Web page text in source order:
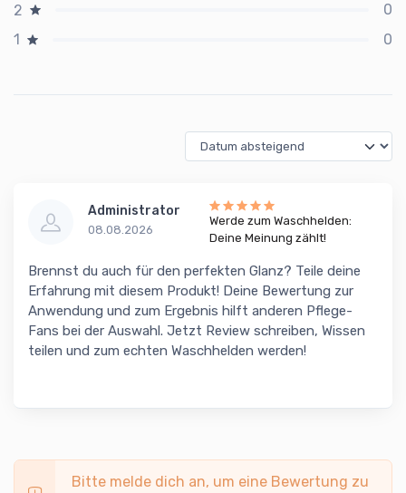
2
0
1
0
Administrator
08.08.2026
Werde zum Waschhelden:
Deine Meinung zählt!
Brennst du auch für den perfekten Glanz? Teile deine
Erfahrung mit diesem Produkt! Deine Bewertung zur
Anwendung und zum Ergebnis hilft anderen Pflege-
Fans bei der Auswahl. Jetzt Review schreiben, Wissen
teilen und zum echten Waschhelden werden!
Bitte melde dich an, um eine Bewertung zu